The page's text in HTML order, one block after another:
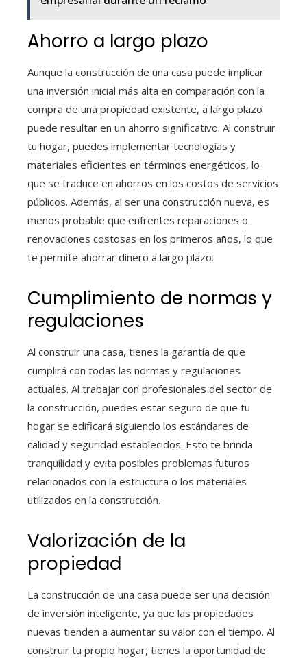
Ahorro a largo plazo
Aunque la construcción de una casa puede implicar
una inversión inicial más alta en comparación con la
compra de una propiedad existente, a largo plazo
puede resultar en un ahorro significativo. Al construir
tu hogar, puedes implementar tecnologías y
materiales eficientes en términos energéticos, lo
que se traduce en ahorros en los costos de servicios
públicos. Además, al ser una construcción nueva, es
menos probable que enfrentes reparaciones o
renovaciones costosas en los primeros años, lo que
te permite ahorrar dinero a largo plazo.
Cumplimiento de normas y
regulaciones
Al construir una casa, tienes la garantía de que
cumplirá con todas las normas y regulaciones
actuales. Al trabajar con profesionales del sector de
la construcción, puedes estar seguro de que tu
hogar se edificará siguiendo los estándares de
calidad y seguridad establecidos. Esto te brinda
tranquilidad y evita posibles problemas futuros
relacionados con la estructura o los materiales
utilizados en la construcción.
Valorización de la
propiedad
La construcción de una casa puede ser una decisión
de inversión inteligente, ya que las propiedades
nuevas tienden a aumentar su valor con el tiempo. Al
construir tu propio hogar, tienes la oportunidad de